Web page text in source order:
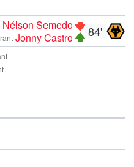
84'
Nélson Semedo
Jonny Castro